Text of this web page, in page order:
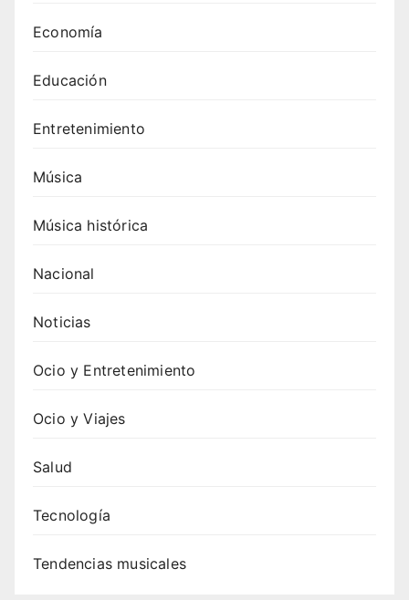
Mafia
: top
para
próxi
fiesta
Canci
de
ish
e
Mafia
: guía
comp
cómo
charl
Canci
Economía
Educación
Entretenimiento
Música
Música histórica
Nacional
Noticias
Ocio y Entretenimiento
Ocio y Viajes
Salud
Tecnología
Tendencias musicales